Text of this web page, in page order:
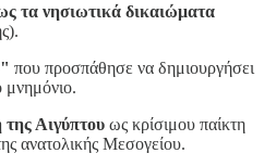
τα νησιωτικά δικαιώματα
που προσπάθησε να δημιουργήσει
της Αιγύπτου ως κρίσιμου παίκτη
ανατολικής Μεσογείου.